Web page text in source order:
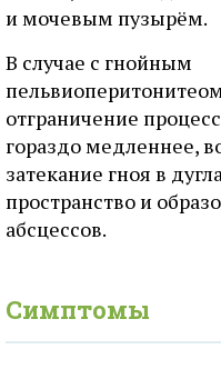
и мочевым пузырём.
В случае с гнойным
отграничение
гораздо медленнее,
затекание гноя в
пространство и
абсцессов.
Симптомы